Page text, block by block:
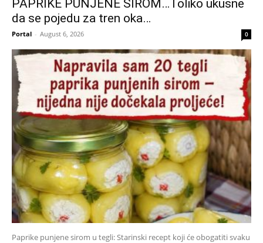
PAPRIKE PUNJENE SIROM…Toliko ukusne
da se pojedu za tren oka…
Portal - August 6, 2026 0
Paprike punjene sirom u tegli: Starinski recept koji će obogatiti svaku